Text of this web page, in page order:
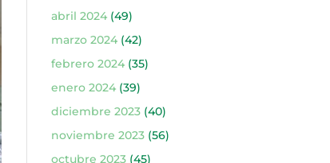
abril 2024(49)
marzo 2024(42)
febrero 2024(35)
enero 2024(39)
diciembre 2023(40)
noviembre 2023(56)
octubre 2023(45)